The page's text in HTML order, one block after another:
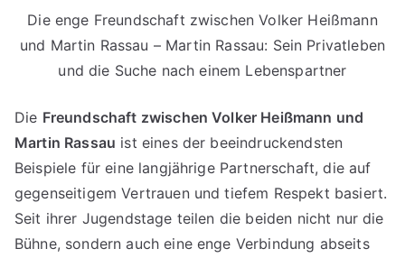
Die enge Freundschaft zwischen Volker Heißmann
und Martin Rassau – Martin Rassau: Sein Privatleben
und die Suche nach einem Lebenspartner
Die Freundschaft zwischen Volker Heißmann und
Martin Rassau ist eines der beeindruckendsten
Beispiele für eine langjährige Partnerschaft, die auf
gegenseitigem Vertrauen und tiefem Respekt basiert.
Seit ihrer Jugendstage teilen die beiden nicht nur die
Bühne, sondern auch eine enge Verbindung abseits